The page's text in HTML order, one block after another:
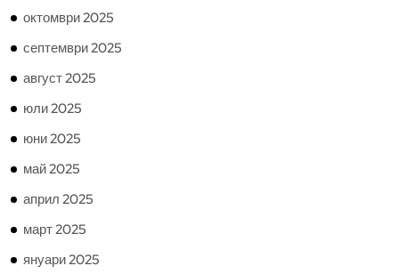
октомври 2025
септември 2025
август 2025
юли 2025
юни 2025
май 2025
април 2025
март 2025
януари 2025